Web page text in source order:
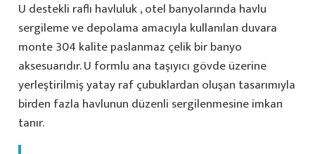
U destekli raflı havluluk , otel banyolarında havlu
sergileme ve depolama amacıyla kullanılan duvara
monte 304 kalite paslanmaz çelik bir banyo
aksesuarıdır. U formlu ana taşıyıcı gövde üzerine
yerleştirilmiş yatay raf çubuklardan oluşan tasarımıyla
birden fazla havlunun düzenli sergilenmesine imkan
tanır.